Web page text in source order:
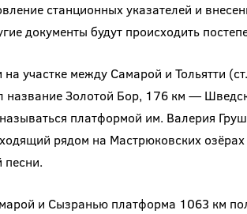
станционных указателей и
документы будут происходить
участке между Самарой и Тольятти
название Золотой Бор, 176 км —
платформой им. Валерия
рядом на Мастрюковских
песни.
и Сызранью платформа 1063 км